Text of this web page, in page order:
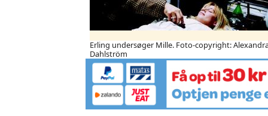
Erling undersøger Mille. Foto-copyright:
Dahlström